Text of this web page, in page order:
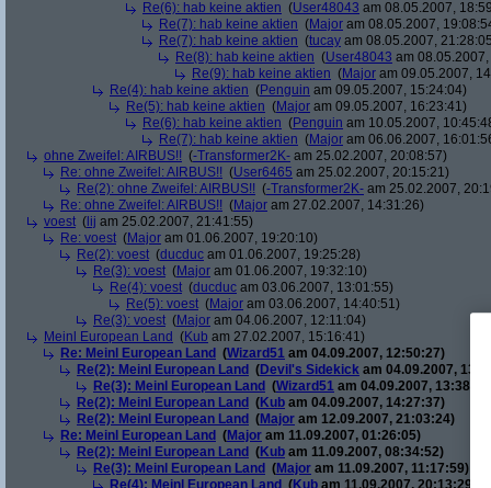
Re(6): hab keine aktien (User48043 am 08.05.2007,
Re(7): hab keine aktien (Major am 08.05.2007,
Re(7): hab keine aktien (tucay am 08.05.2007,
Re(8): hab keine aktien (User48043 am
Re(9): hab keine aktien (Major am 09.05.2007,
Re(4): hab keine aktien (Penguin am 09.05.2007, 15:24:04)
Re(5): hab keine aktien (Major am 09.05.2007, 16:23:41)
Re(6): hab keine aktien (Penguin am 10.05.2007,
Re(7): hab keine aktien (Major am 06.06.2007,
ohne Zweifel: AIRBUS!! (-Transformer2K- am 25.02.2007, 20:08:57)
Re: ohne Zweifel: AIRBUS!! (User6465 am 25.02.2007, 20:15:21)
Re(2): ohne Zweifel: AIRBUS!! (-Transformer2K- am 25.02.2007,
Re: ohne Zweifel: AIRBUS!! (Major am 27.02.2007, 14:31:26)
voest ( lij am 25.02.2007, 21:41:55)
Re: voest (Major am 01.06.2007, 19:20:10)
Re(2): voest (ducduc am 01.06.2007, 19:25:28)
Re(3): voest (Major am 01.06.2007, 19:32:10)
Re(4): voest (ducduc am 03.06.2007, 13:01:55)
Re(5): voest (Major am 03.06.2007, 14:40:51)
Re(3): voest (Major am 04.06.2007, 12:11:04)
Meinl European Land (Kub am 27.02.2007, 15:16:41)
Re: Meinl European Land (Wizard51 am 04.09.2007, 12:50:27)
Re(2): Meinl European Land (Devil's Sidekick am 04.09.2007,
Re(3): Meinl European Land (Wizard51 am 04.09.2007,
Re(2): Meinl European Land (Kub am 04.09.2007, 14:27:37)
Re(2): Meinl European Land (Major am 12.09.2007, 21:03:24)
Re: Meinl European Land (Major am 11.09.2007, 01:26:05)
Re(2): Meinl European Land (Kub am 11.09.2007, 08:34:52)
Re(3): Meinl European Land (Major am 11.09.2007, 11:17:59)
Re(4): Meinl European Land (Kub am 11.09.2007, 20:13:29)